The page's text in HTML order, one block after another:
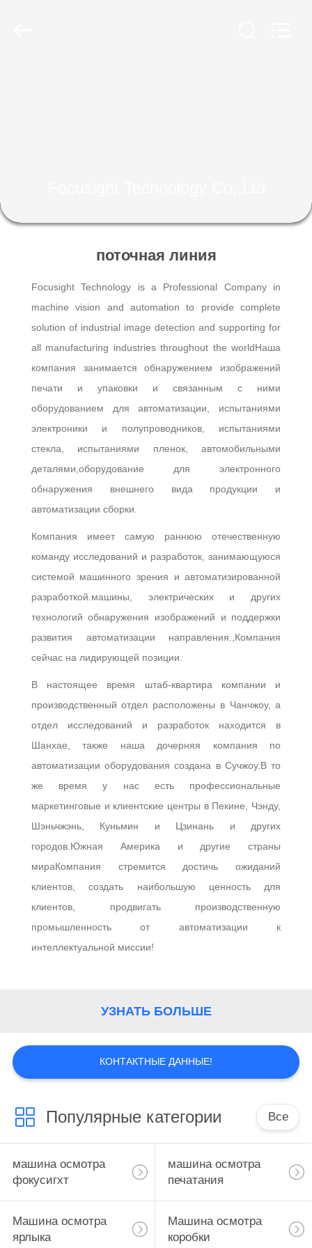
ПУТЕШЕСТВИЕ
ПРОВЕРКА
КАЧЕСТВА
СВЯЖИТЕСЬ
МЫ
НОВОСТИ
СПРОСИТЕ
ЦИТАТУ
КАРТА
САЙТА
PRIVACY
поточная линия
Focusight Technology is a Professional Company in
machine vision and automation to provide complete
solution of industrial image detection and supporting for
all manufacturing industries throughout the worldНаша
компания занимается обнаружением изображений
печати и упаковки и связанным с ними
оборудованием для автоматизации, испытаниями
электроники и полупроводников, испытаниями
стекла, испытаниями пленок, автомобильными
деталями,оборудование для электронного
обнаружения внешнего вида продукции и
автоматизации сборки.
Компания имеет самую раннюю отечественную
команду исследований и разработок, занимающуюся
системой машинного зрения и автоматизированной
разработкой.машины, электрических и других
технологий обнаружения изображений и поддержки
развития автоматизации направления.,Компания
сейчас на лидирующей позиции.
В настоящее время штаб-квартира компании и
производственный отдел расположены в Чанчжоу, а
отдел исследований и разработок находится в
Шанхае, также наша дочерняя компания по
автоматизации оборудования создана в Сучжоу.В то
же время у нас есть профессиональные
маркетинговые и клиентские центры в Пекине, Чэнду,
Шэньчжэнь, Куньмин и Цзинань и других
городов.Южная Америка и другие страны
мираКомпания стремится достичь ожиданий
клиентов, создать наибольшую ценность для
клиентов, продвигать производственную
промышленность от автоматизации к
интеллектуальной миссии!
УЗНАТЬ БОЛЬШЕ
КОНТАКТНЫЕ ДАННЫЕ!
Популярные категории Все
машина осмотра
фокусигхт
машина осмотра
печатания
Машина осмотра
ярлыка
Машина осмотра
коробки